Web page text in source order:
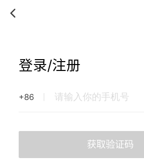
登录/注册
+86
获取验证码